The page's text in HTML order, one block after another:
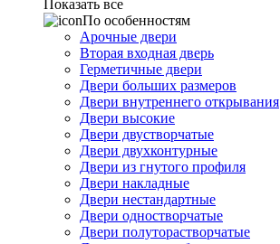
Показать все
По особенностям
Арочные двери
Вторая входная дверь
Герметичные двери
Двери больших размеров
Двери внутреннего открывания
Двери высокие
Двери двустворчатые
Двери двухконтурные
Двери из гнутого профиля
Двери накладные
Двери нестандартные
Двери одностворчатые
Двери полуторастворчатые